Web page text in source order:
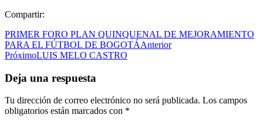
Compartir:
PRIMER FORO PLAN QUINQUENAL DE MEJORAMIENTO
PARA EL FÚTBOL DE BOGOTÁAnterior
PróximoLUIS MELO CASTRO
Deja una respuesta
Tu dirección de correo electrónico no será publicada. Los campos
obligatorios están marcados con *